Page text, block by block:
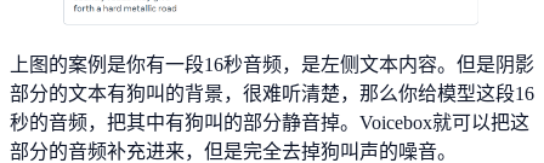
上图的案例是你有一段16秒音频，是左侧文本内容。但是阴影
部分的文本有狗叫的背景，很难听清楚，那么你给模型这段16
秒的音频，把其中有狗叫的部分静音掉。Voicebox就可以把这
部分的音频补充进来，但是完全去掉狗叫声的噪音。